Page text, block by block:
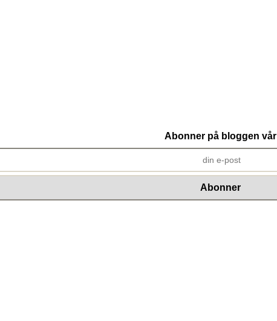
Abonner på bloggen vår